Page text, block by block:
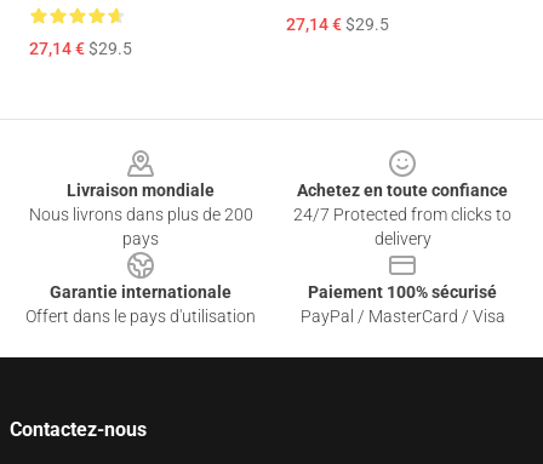
27,14 €$29.5
27,14 €$29.5
Livraison mondiale
Nous livrons dans plus de 200
pays
Achetez en toute confiance
24/7 Protected from clicks to
delivery
Garantie internationale
Offert dans le pays d'utilisation
Paiement 100% sécurisé
PayPal / MasterCard / Visa
Contactez-nous